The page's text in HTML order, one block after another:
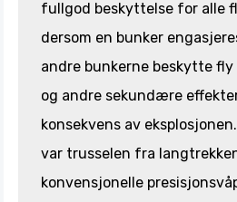
fullgod beskyttelse for alle
dersom en bunker
andre bunkerne beskytte
og andre sekundære
konsekvens av
var trusselen fra
konvensjonelle